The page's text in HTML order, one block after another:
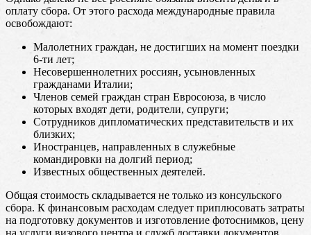
оплату сбора. От этого расхода международные правила
освобождают:
Малолетних граждан, не достигших на момент поездки
6-ти лет;
Несовершеннолетних россиян, усыновленных
гражданами Италии;
Членов семей граждан стран Евросоюза, в число
которых входят дети, родители, супруги;
Сотрудников дипломатических представительств и их
близких;
Иностранцев, направленных в служебные
командировки на долгий период;
Известных общественных деятелей.
Общая стоимость складывается не только из консульского
сбора. К финансовым расходам следует приплюсовать затраты
на подготовку документов и изготовление фотоснимков, цену
на услуги визового центра и служб доставки документов.